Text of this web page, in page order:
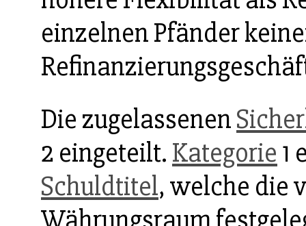
einzelnen Pfänder
Die zugelassenen
2 eingeteilt. Kategorie 1
Schuldtitel, welche die